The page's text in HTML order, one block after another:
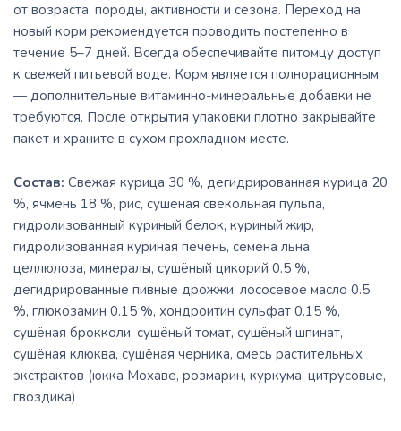
от возраста, породы, активности и сезона. Переход на
новый корм рекомендуется проводить постепенно в
течение 5–7 дней. Всегда обеспечивайте питомцу доступ
к свежей питьевой воде. Корм является полнорационным
— дополнительные витаминно-минеральные добавки не
требуются. После открытия упаковки плотно закрывайте
пакет и храните в сухом прохладном месте.
Состав: Свежая курица 30 %, дегидрированная курица 20
%, ячмень 18 %, рис, сушёная свекольная пульпа,
гидролизованный куриный белок, куриный жир,
гидролизованная куриная печень, семена льна,
целлюлоза, минералы, сушёный цикорий 0.5 %,
дегидрированные пивные дрожжи, лососевое масло 0.5
%, глюкозамин 0.15 %, хондроитин сульфат 0.15 %,
сушёная брокколи, сушёный томат, сушёный шпинат,
сушёная клюква, сушёная черника, смесь растительных
экстрактов (юкка Мохаве, розмарин, куркума, цитрусовые,
гвоздика)